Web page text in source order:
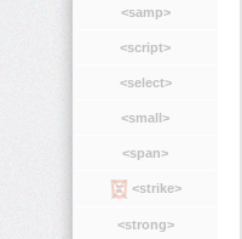
<samp>
<script>
<select>
<small>
<span>
<strike>
<strong>